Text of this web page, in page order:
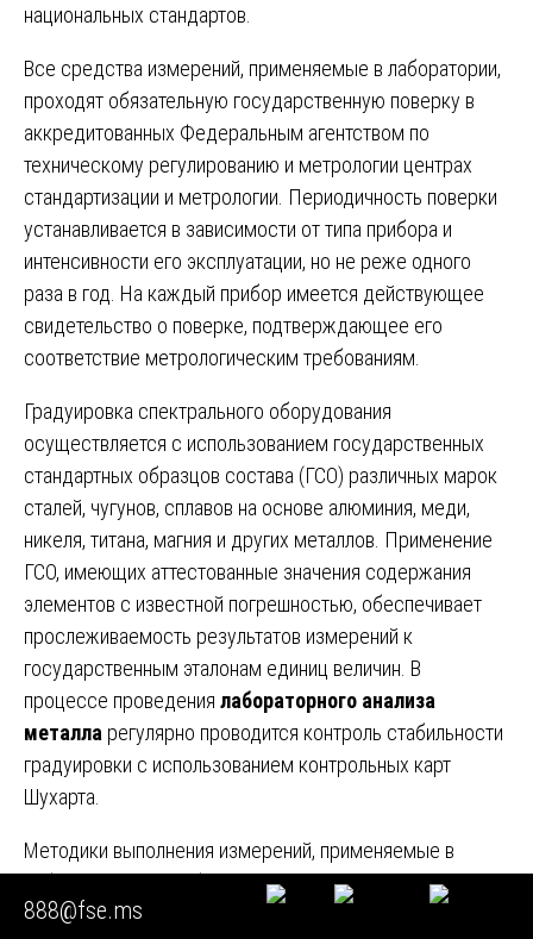
национальных стандартов.
Все средства измерений, применяемые в лаборатории,
проходят обязательную государственную поверку в
аккредитованных Федеральным агентством по
техническому регулированию и метрологии центрах
стандартизации и метрологии. Периодичность поверки
устанавливается в зависимости от типа прибора и
интенсивности его эксплуатации, но не реже одного
раза в год. На каждый прибор имеется действующее
свидетельство о поверке, подтверждающее его
соответствие метрологическим требованиям.
Градуировка спектрального оборудования
осуществляется с использованием государственных
стандартных образцов состава (ГСО) различных марок
сталей, чугунов, сплавов на основе алюминия, меди,
никеля, титана, магния и других металлов. Применение
ГСО, имеющих аттестованные значения содержания
элементов с известной погрешностью, обеспечивает
прослеживаемость результатов измерений к
государственным эталонам единиц величин. В
процессе проведения лабораторного анализа
металла регулярно проводится контроль стабильности
градуировки с использованием контрольных карт
Шухарта.
Методики выполнения измерений, применяемые в
лаборатории, разработаны в соответствии с
требованиями ГОСТ Р 8.563 и аттестованы в
888@fse.ms